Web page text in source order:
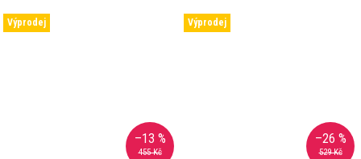
Výprodej
455 Kč
–13 %
Výprodej
529 Kč
–26 %